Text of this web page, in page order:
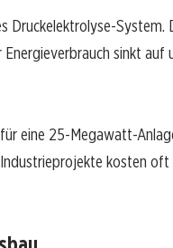
Druckelektrolyse-
sinkt
eine 25-Megawatt-
kosten